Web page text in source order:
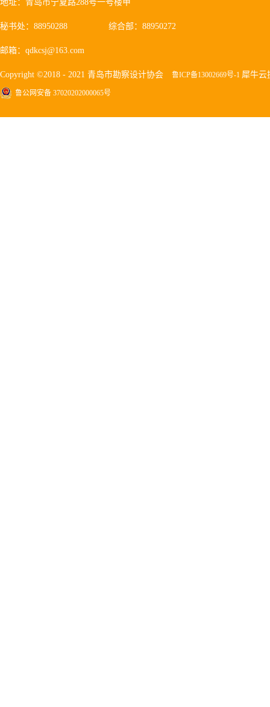
地址：青岛市宁夏路288号一号楼甲
秘书处：88950288 综合部：88950272
邮箱：qdkcsj@163.com
Copyright ©2018 - 2021 青岛市勘察设计协会 鲁ICP备13002669号-1 犀牛云
鲁公网安备 37020202000065号